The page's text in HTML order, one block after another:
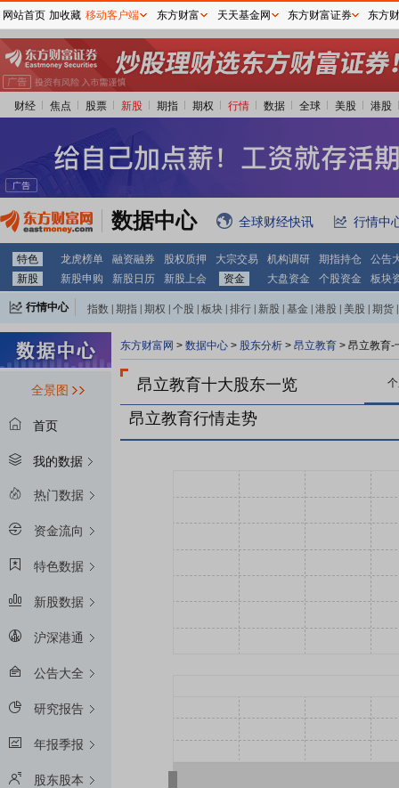
财经 焦点 股票 新股 期指 期权 行情 数据 全球 美股 港股
数据中心 全球财经快讯 行情中
特色 龙虎榜单 融资融券 股权质押 大宗交易 机构调研 期指持仓
公告
新股
新股申购 新股日历 新股上会 资金 大盘资金 个股资金 板块
行情中心 指数 期指 期权 个股 板块 排行 新股 基金 港股 美股 期货
全景图
首页
我的数据
热门数据
资金流向
特色数据
新股数据
沪深港通
公告大全
研究报告
年报季报
股东股本
东方财富网 > 数据中心 > 股东分析 > 昂立教育 > 昂立教育-
昂立教育十大股东一览
昂立教育行情走势
网站首页 加收藏 移动客户端 东方财富 天天基金网 东方财富证券 东方